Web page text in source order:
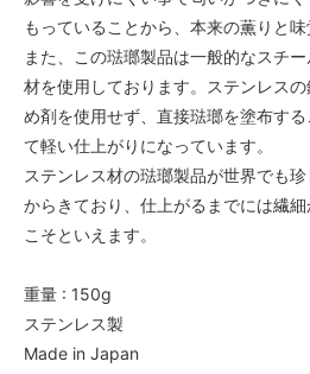
もっていることから、本来の薫りと味
また、この琺瑯製品は一般的なスチ
材を使用しております。ステンレス
め剤を使用せず、直接琺瑯を塗布す
て軽い仕上がりになっています。
ステンレス材の琺瑯製品が世界でも
からきており、仕上がるまでには繊
こそといえます。
重量 : 150g
ステンレス製
Made in Japan